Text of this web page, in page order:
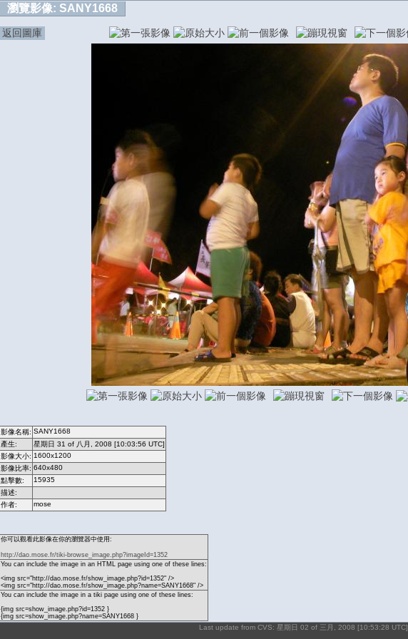
瀏覽影像: SANY1668
返回圖庫
影像名稱: SANY1668
產生:
星期日 31 of 八月, 2008 [10:03:56 UTC]
影像大小: 1600x1200
影像比率: 640x480
點擊數:
15935
描述:
作者:
mose
你可以觀看此影像在你的瀏覽器中使用:
http://dao.mose.fr/tiki-browse_image.php?imageId=1352
You can include the image in an HTML page using one of these lines:
<img src="http://dao.mose.fr/show_image.php?id=1352" />
<img src="http://dao.mose.fr/show_image.php?name=SANY1668" />
You can include the image in a tiki page using one of these lines:
{img src=show_image.php?id=1352 }
{img src=show_image.php?name=SANY1668 }
Last update from CVS: 星期日 02 of 三月, 2008 [10:53:28 UTC]